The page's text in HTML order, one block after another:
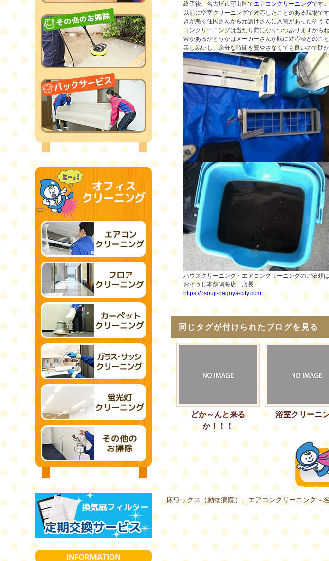
終了後、名古屋市守山区でエアコンクリーニングです。
以前に空室クリーニングで対応したことのある現場で
きが悪く住民さんから元請けさんに入電があったそう
コンクリーニングは当たり前になりつつありますか
常があるかどうかはメーカーさんが既に対応済との
業し易いし、余分な時間を費やさなくても良いので
ハウスクリーニング・エアコンクリーニングのご依頼
おそうじ本舗鳴海店 店長
https://osouji-nagoya-city.com
同じタグが付けられたブログを見る
どか～んと来る
か！！！
浴室クリーニ
床ワックス（動物病院）、エアコンクリーニング～